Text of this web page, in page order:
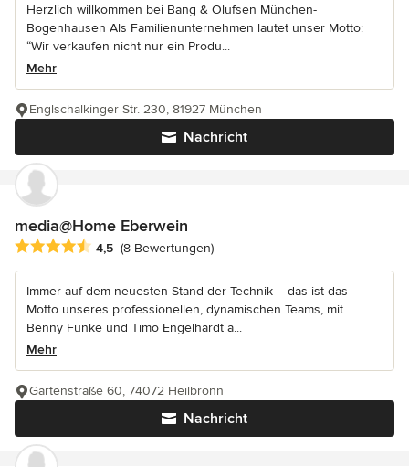
Herzlich willkommen bei Bang & Olufsen München-
Bogenhausen Als Familienunternehmen lautet unser Motto:
“Wir verkaufen nicht nur ein Produ...
Mehr
Nachricht
Englschalkinger Str. 230, 81927 München
media@Home Eberwein
Durchschnittliche Bewertung: 4.5 von 5 Sternen
4,5 (8 Bewertungen)
Immer auf dem neuesten Stand der Technik – das ist das
Motto unseres professionellen, dynamischen Teams, mit
Benny Funke und Timo Engelhardt a...
Mehr
Nachricht
Gartenstraße 60, 74072 Heilbronn